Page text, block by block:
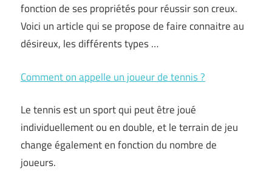
fonction de ses propriétés pour réussir son creux.
Voici un article qui se propose de faire connaitre au
désireux, les différents types …
Comment on appelle un joueur de tennis ?
Le tennis est un sport qui peut être joué
individuellement ou en double, et le terrain de jeu
change également en fonction du nombre de
joueurs.